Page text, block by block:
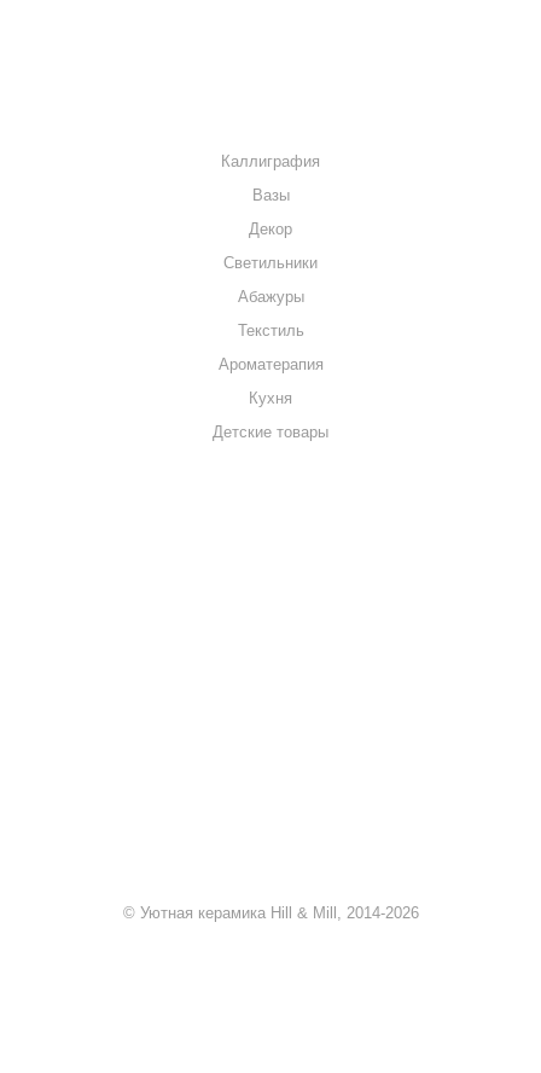
Каллиграфия
Вазы
Декор
Светильники
Абажуры
Текстиль
Ароматерапия
Кухня
Детские товары
© Уютная керамика Hill & Mill, 2014-2026